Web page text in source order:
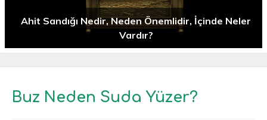
Ahit Sandığı Nedir, Neden Önemlidir, İçinde Neler
Vardır?
Buz Neden Suda Yüzer?